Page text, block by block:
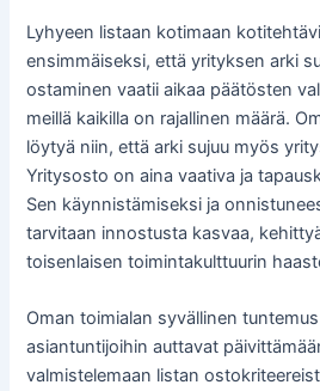
Lyhyeen listaan kotimaan
ensimmäiseksi, että yrityksen arki
ostaminen vaatii aikaa päätösten
meillä kaikilla on rajallinen määrä.
löytyä niin, että arki sujuu myös
Yritysosto on aina vaativa ja
Sen käynnistämiseksi ja
tarvitaan innostusta kasvaa,
toisenlaisen toimintakulttuurin
Oman toimialan syvällinen
asiantuntijoihin auttavat
valmistelemaan listan